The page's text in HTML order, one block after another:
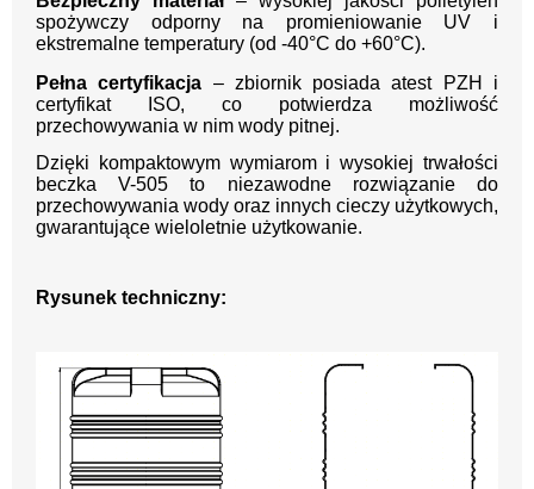
spożywczy odporny na promieniowanie UV i
ekstremalne temperatury (od -40°C do +60°C).
Pełna certyfikacja – zbiornik posiada atest PZH i
certyfikat ISO, co potwierdza możliwość
przechowywania w nim wody pitnej.
Dzięki kompaktowym wymiarom i wysokiej trwałości
beczka V-505 to niezawodne rozwiązanie do
przechowywania wody oraz innych cieczy użytkowych,
gwarantujące wieloletnie użytkowanie.
Rysunek techniczny: